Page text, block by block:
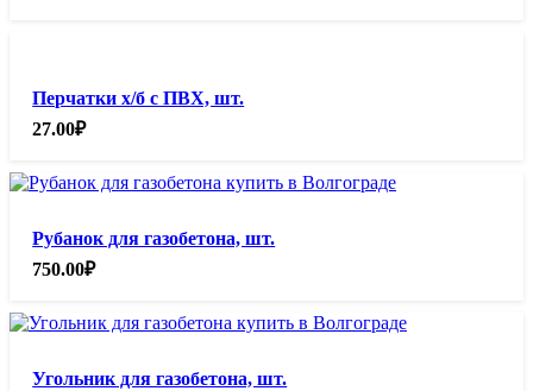
Перчатки х/б с ПВХ, шт.
27.00₽
Рубанок для газобетона, шт.
750.00₽
Угольник для газобетона, шт.